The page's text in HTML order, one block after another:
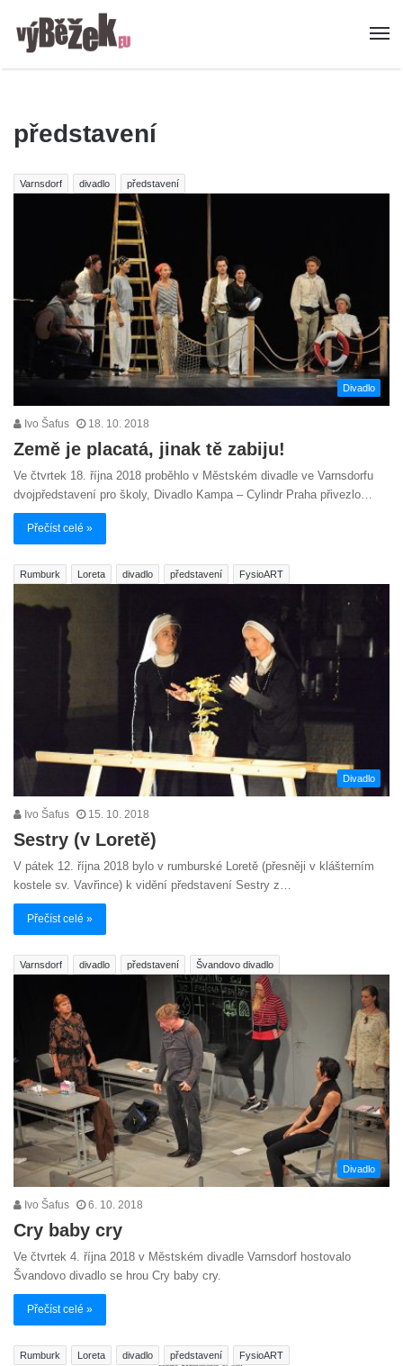
představení
Varnsdorf divadlo představení
Divadlo
Ivo Šafus 18. 10. 2018
Země je placatá, jinak tě zabiju!
Ve čtvrtek 18. října 2018 proběhlo v Městském divadle ve Varnsdorfu
dvojpředstavení pro školy, Divadlo Kampa – Cylindr Praha přivezlo…
Přečíst celé »
Rumburk Loreta divadlo představení FysioART
Divadlo
Ivo Šafus 15. 10. 2018
Sestry (v Loretě)
V pátek 12. října 2018 bylo v rumburské Loretě (přesněji v klášterním
kostele sv. Vavřince) k vidění představení Sestry z…
Přečíst celé »
Varnsdorf divadlo představení Švandovo divadlo
Divadlo
Ivo Šafus 6. 10. 2018
Cry baby cry
Ve čtvrtek 4. října 2018 v Městském divadle Varnsdorf hostovalo
Švandovo divadlo se hrou Cry baby cry.
Přečíst celé »
Rumburk Loreta divadlo představení FysioART